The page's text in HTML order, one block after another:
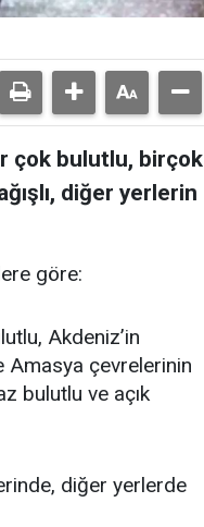
çok bulutlu, birçok
diğer yerlerin
göre:
Akdeniz’in
Amasya çevrelerinin
bulutlu ve açık
diğer yerlerde